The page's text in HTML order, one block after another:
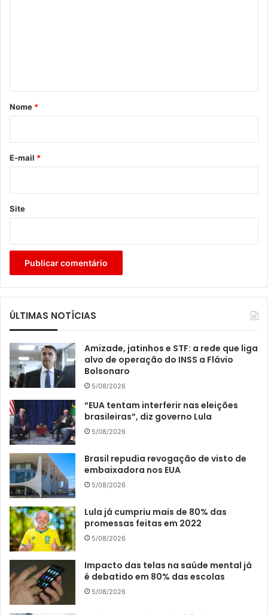
r
*
Nome *
E-mail *
Site
ÚLTIMAS NOTÍCIAS
Amizade, jatinhos e STF: a rede que liga
alvo de operação do INSS a Flávio
Bolsonaro
5/08/2026
“EUA tentam interferir nas eleições
brasileiras”, diz governo Lula
5/08/2026
Brasil repudia revogação de visto de
embaixadora nos EUA
5/08/2026
Lula já cumpriu mais de 80% das
promessas feitas em 2022
5/08/2026
Impacto das telas na saúde mental já
é debatido em 80% das escolas
5/08/2026